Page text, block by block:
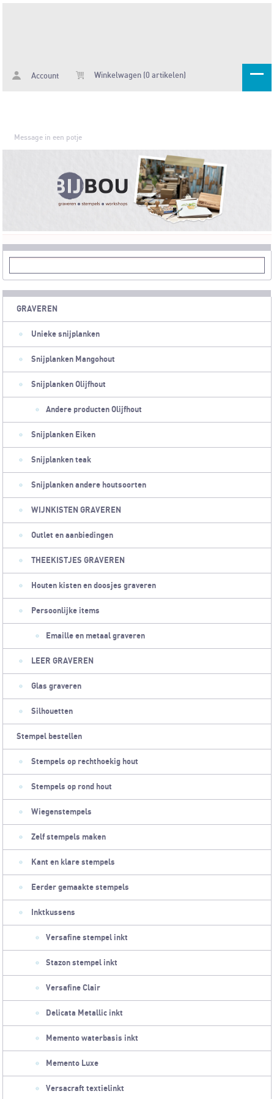
Account Winkelwagen (0 artikelen)
Message in een potje
GRAVEREN
Unieke snijplanken
Snijplanken Mangohout
Snijplanken Olijfhout
Andere producten Olijfhout
Snijplanken Eiken
Snijplanken teak
Snijplanken andere houtsoorten
WIJNKISTEN GRAVEREN
Outlet en aanbiedingen
THEEKISTJES GRAVEREN
Houten kisten en doosjes graveren
Persoonlijke items
Emaille en metaal graveren
LEER GRAVEREN
Glas graveren
Silhouetten
Stempel bestellen
Stempels op rechthoekig hout
Stempels op rond hout
Wiegenstempels
Zelf stempels maken
Kant en klare stempels
Eerder gemaakte stempels
Inktkussens
Versafine stempel inkt
Stazon stempel inkt
Versafine Clair
Delicata Metallic inkt
Memento waterbasis inkt
Memento Luxe
Versacraft textielinkt